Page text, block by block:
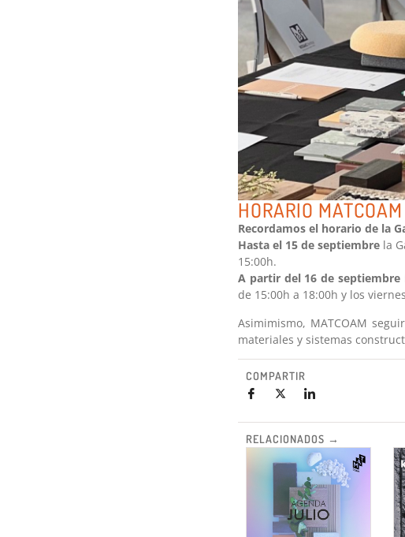
HORARIO MATCOAM
Recordamos el horario de la
Hasta el 15 de septiembre la
15:00h.
A partir del 16 de septiembre
de 15:00h a 18:00h y los
Asimimismo, MATCOAM
materiales y sistemas
COMPARTIR
RELACIONADOS →